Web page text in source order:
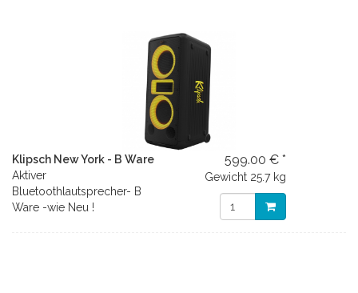
Klipsch New York - B Ware
Aktiver
Bluetoothlautsprecher- B
Ware -wie Neu !
599.00 € *
Gewicht 25.7 kg